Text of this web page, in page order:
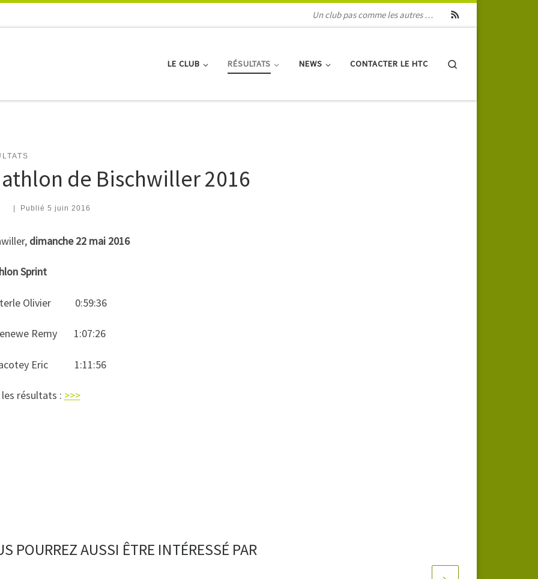
Un club pas comme les autres …
LE CLUB RÉSULTATS NEWS CONTACTER LE HTC
de Bischwiller 2016
| Publié5 juin 2016
dimanche 22 mai 2016
Sprint
Olivier 0:59:36
Remy 1:07:26
Eric 1:11:56
résultats : >>>
POURREZ AUSSI ÊTRE INTÉRESSÉ PAR